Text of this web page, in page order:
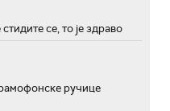
се, то је здраво
ручице